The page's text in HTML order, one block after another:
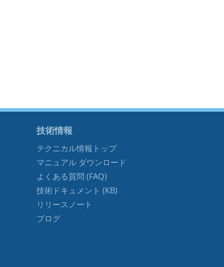
技術情報
テクニカル情報トップ
マニュアル ダウンロード
よくある質問 (FAQ)
技術ドキュメント (KB)
リリースノート
ブログ